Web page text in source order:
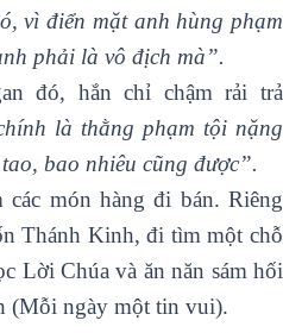
vì điển mặt anh hùng phạm
phải là vô địch mà”.
đó, hắn chỉ chậm rải trả
là thằng phạm tội nặng
bao nhiêu cũng được”.
món hàng đi bán. Riêng
Thánh Kinh, đi tìm một chỗ
Lời Chúa và ăn năn sám hối
(Mỗi ngày một tin vui).